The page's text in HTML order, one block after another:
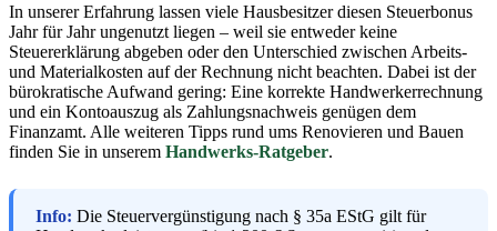
In unserer Erfahrung lassen viele Hausbesitzer diesen Steuerbonus
Jahr für Jahr ungenutzt liegen – weil sie entweder keine
Steuererklärung abgeben oder den Unterschied zwischen Arbeits-
und Materialkosten auf der Rechnung nicht beachten. Dabei ist der
bürokratische Aufwand gering: Eine korrekte Handwerkerrechnung
und ein Kontoauszug als Zahlungsnachweis genügen dem
Finanzamt. Alle weiteren Tipps rund ums Renovieren und Bauen
finden Sie in unserem Handwerks-Ratgeber.
Info: Die Steuervergünstigung nach § 35a EStG gilt für